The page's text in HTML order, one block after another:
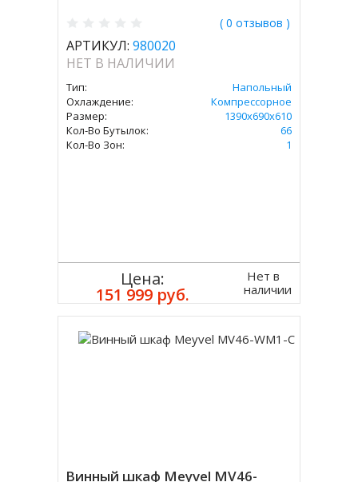
( 0 отзывов )
АРТИКУЛ: 980020
НЕТ В НАЛИЧИИ
Тип:
Напольный
Охлаждение:
Компрессорное
Размер:
1390х690х610
Кол-Во Бутылок:
66
Кол-Во Зон:
1
Цена:
151 999 руб.
Нет в
наличии
Винный шкаф Meyvel MV46-